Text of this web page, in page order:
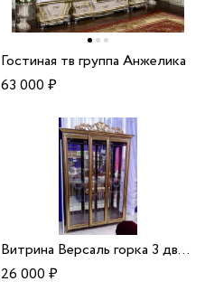
Гостиная тв группа Анжелика
63 000₽
Витрина Версаль горка 3 дверная
26 000₽